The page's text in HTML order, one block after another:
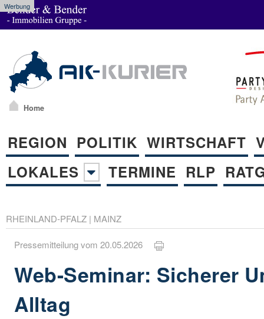
Werbung
Home
REGION POLITIK WIRTSCHAFT
LOKALES
TERMINE RLP
RHEINLAND-PFALZ | MAINZ
Pressemitteilung vom 20.05.2026
Web-Seminar: Sicherer
Alltag